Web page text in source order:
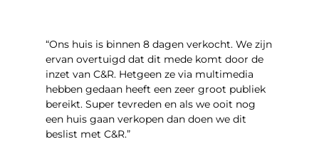
“Ons huis is binnen 8 dagen verkocht. We zijn
ervan overtuigd dat dit mede komt door de
inzet van C&R. Hetgeen ze via multimedia
hebben gedaan heeft een zeer groot publiek
bereikt. Super tevreden en als we ooit nog
een huis gaan verkopen dan doen we dit
beslist met C&R.”